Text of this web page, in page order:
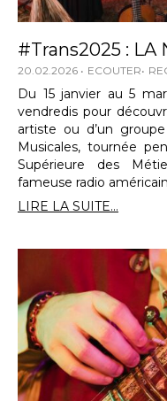
#Trans2025 : LA
20.02.2026 ECOUTER
Du 15 janvier au 5
vendredis pour
artiste ou d’un
Musicales, tournée
Supérieure des
fameuse radio
LIRE LA SUITE...